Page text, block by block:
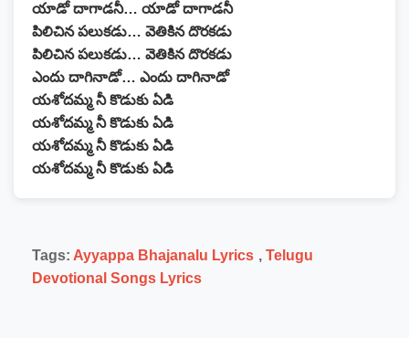
యాడో దాగాడనీ… యాడో దాగాడనీ
పిలిచిన పలుకడు… వెతికిన దొరకడు
పిలిచిన పలుకడు… వెతికిన దొరకడు
ఎందు దాగినాడో… ఎందు దాగినాడో
యశోదమ్మ నీ కొడుకు ఏడి
యశోదమ్మ నీ కొడుకు ఏడి
యశోదమ్మ నీ కొడుకు ఏడి
యశోదమ్మ నీ కొడుకు ఏడి
Tags: Ayyappa Bhajanalu Lyrics , Telugu
Devotional Songs Lyrics